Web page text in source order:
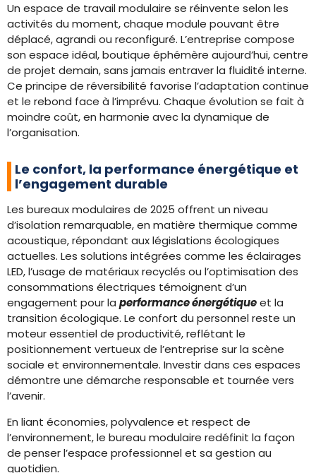
Un espace de travail modulaire se réinvente selon les
activités du moment, chaque module pouvant être
déplacé, agrandi ou reconfiguré. L’entreprise compose
son espace idéal, boutique éphémère aujourd’hui, centre
de projet demain, sans jamais entraver la fluidité interne.
Ce principe de réversibilité favorise l’adaptation continue
et le rebond face à l’imprévu. Chaque évolution se fait à
moindre coût, en harmonie avec la dynamique de
l’organisation.
Le confort, la performance énergétique et
l’engagement durable
Les bureaux modulaires de 2025 offrent un niveau
d’isolation remarquable, en matière thermique comme
acoustique, répondant aux législations écologiques
actuelles. Les solutions intégrées comme les éclairages
LED, l’usage de matériaux recyclés ou l’optimisation des
consommations électriques témoignent d’un
engagement pour la performance énergétiqueet la
transition écologique. Le confort du personnel reste un
moteur essentiel de productivité, reflétant le
positionnement vertueux de l’entreprise sur la scène
sociale et environnementale. Investir dans ces espaces
démontre une démarche responsable et tournée vers
l’avenir.
En liant économies, polyvalence et respect de
l’environnement, le bureau modulaire redéfinit la façon
de penser l’espace professionnel et sa gestion au
quotidien.